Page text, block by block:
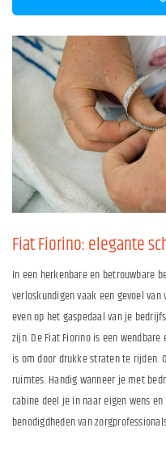
Fiat Fiorino: elegante
In een herkenbare en betrouwbare
verloskundigen vaak een gevoel
even op het gaspedaal van je
zijn. De Fiat Fiorino is een
is om door drukke straten te rijden.
ruimtes. Handig wanneer je met
cabine deel je in naar eigen wens
benodigdheden van